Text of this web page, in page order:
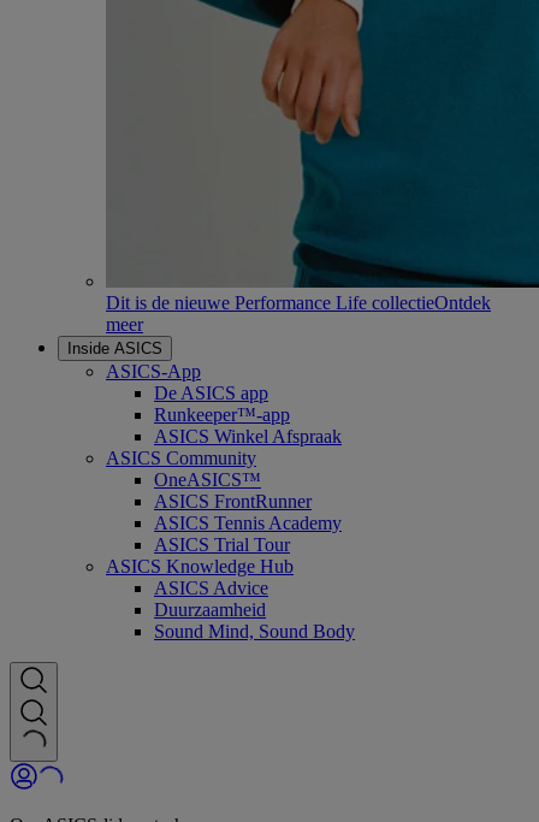
Dit is de nieuwe Performance Life collectieOntdek
meer
Inside ASICS
ASICS-App
De ASICS app
Runkeeper™-app
ASICS Winkel Afspraak
ASICS Community
OneASICS™
ASICS FrontRunner
ASICS Tennis Academy
ASICS Trial Tour
ASICS Knowledge Hub
ASICS Advice
Duurzaamheid
Sound Mind, Sound Body